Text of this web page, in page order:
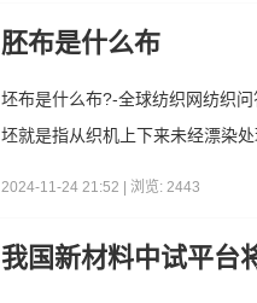
胚布是什么布
坯布是什么布?-全球纺织网纺织
坯就是指从织机上下来未经漂染
2024-11-24 21:52 | 浏览: 2443
我国新材料中试平台